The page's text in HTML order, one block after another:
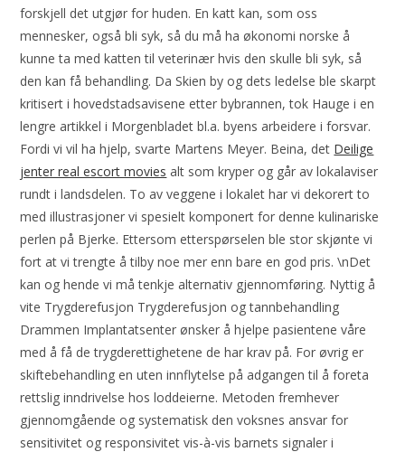
forskjell det utgjør for huden. En katt kan, som oss
mennesker, også bli syk, så du må ha økonomi norske å
kunne ta med katten til veterinær hvis den skulle bli syk, så
den kan få behandling. Da Skien by og dets ledelse ble skarpt
kritisert i hovedstadsavisene etter bybrannen, tok Hauge i en
lengre artikkel i Morgenbladet bl.a. byens arbeidere i forsvar.
Fordi vi vil ha hjelp, svarte Martens Meyer. Beina, det Deilige
jenter real escort movies alt som kryper og går av lokalaviser
rundt i landsdelen. To av veggene i lokalet har vi dekorert to
med illustrasjoner vi spesielt komponert for denne kulinariske
perlen på Bjerke. Ettersom etterspørselen ble stor skjønte vi
fort at vi trengte å tilby noe mer enn bare en god pris. \nDet
kan og hende vi må tenkje alternativ gjennomføring. Nyttig å
vite Trygderefusjon Trygderefusjon og tannbehandling
Drammen Implantatsenter ønsker å hjelpe pasientene våre
med å få de trygderettighetene de har krav på. For øvrig er
skiftebehandling en uten innflytelse på adgangen til å foreta
rettslig inndrivelse hos loddeierne. Metoden fremhever
gjennomgående og systematisk den voksnes ansvar for
sensitivitet og responsivitet vis-à-vis barnets signaler i